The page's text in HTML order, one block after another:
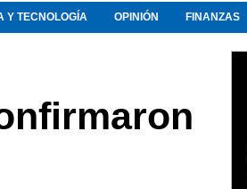
Y TECNOLOGÍA OPINIÓN FINANZAS